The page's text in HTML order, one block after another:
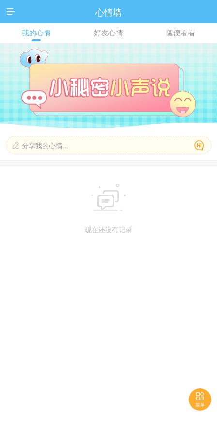
 心情墙
我的心情 好友心情 随便看看

 分享我的心情...

现在还没有记录

菜单